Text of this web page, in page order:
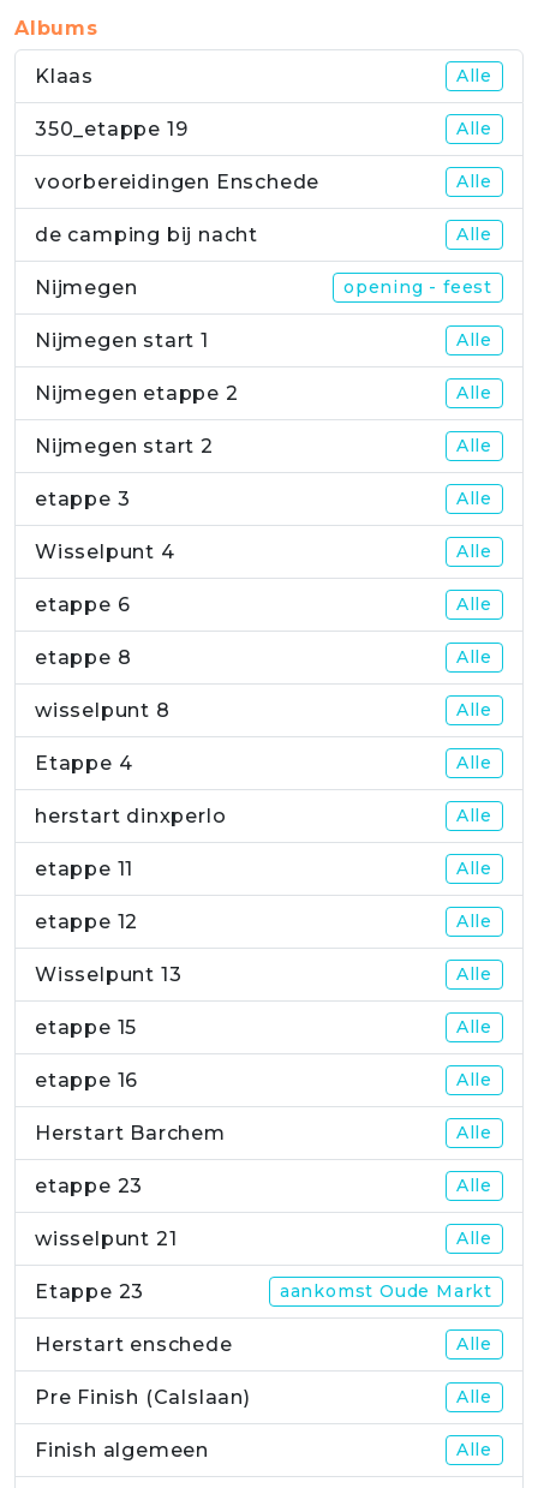
Albums
Klaas Alle
350_etappe 19 Alle
voorbereidingen Enschede Alle
de camping bij nacht Alle
Nijmegen opening - feest
Nijmegen start 1 Alle
Nijmegen etappe 2 Alle
Nijmegen start 2 Alle
etappe 3 Alle
Wisselpunt 4 Alle
etappe 6 Alle
etappe 8 Alle
wisselpunt 8 Alle
Etappe 4 Alle
herstart dinxperlo Alle
etappe 11 Alle
etappe 12 Alle
Wisselpunt 13 Alle
etappe 15 Alle
etappe 16 Alle
Herstart Barchem Alle
etappe 23 Alle
wisselpunt 21 Alle
Etappe 23 aankomst Oude Markt
Herstart enschede Alle
Pre Finish (Calslaan) Alle
Finish algemeen Alle